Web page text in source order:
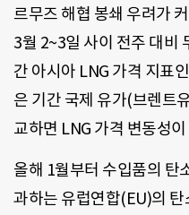
르무즈 해협 봉쇄 우려가
3월 2~3일 사이 전주 대비
간 아시아 LNG 가격 지표
은 기간 국제 유가(브렌트
교하면 LNG 가격 변동성
올해 1월부터 수입품의 탄
과하는 유럽연합(EU)의